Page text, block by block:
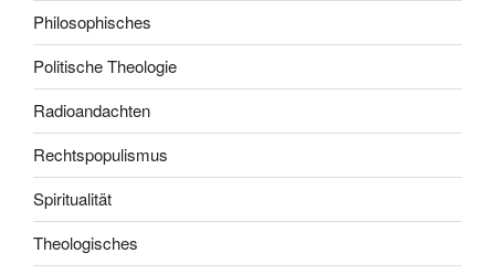
Philosophisches
Politische Theologie
Radioandachten
Rechtspopulismus
Spiritualität
Theologisches